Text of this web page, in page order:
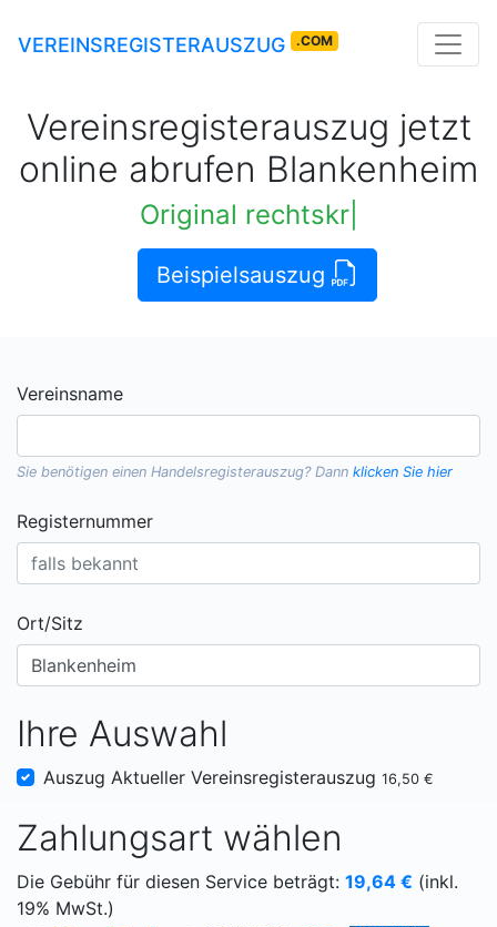
VEREINSREGISTERAUSZUG .COM
Vereinsregisterauszug jetzt
online abrufen Blankenheim
Original rechtskräftige Auszüge
Beispielsauszug
Vereinsname
Sie benötigen einen Handelsregisterauszug? Dann klicken Sie hier
Registernummer
Ort/Sitz
Ihre Auswahl
Auszug Aktueller Vereinsregisterauszug 16,50 €
Zahlungsart wählen
Die Gebühr für diesen Service beträgt: 19,64 € (inkl.
19% MwSt.)